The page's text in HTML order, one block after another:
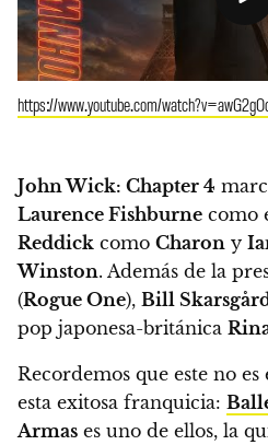
https://www.youtube.com/
John Wick: Chapter 4
Laurence Fishburne como
Reddick como Charon y
Winston. Además de la
(Rogue One), Bill
pop japonesa-británica
Recordemos que este no
esta exitosa franquicia:
Armas es uno de ellos, la